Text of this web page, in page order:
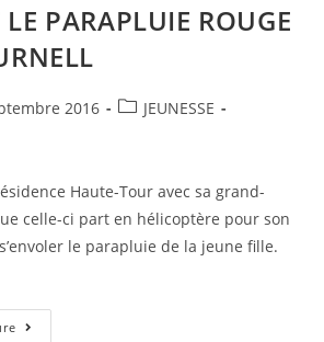
LE PARAPLUIE ROUGE
2016
JEUNESSE
Haute-Tour avec sa grand-
celle-ci part en hélicoptère pour son
le parapluie de la jeune fille.